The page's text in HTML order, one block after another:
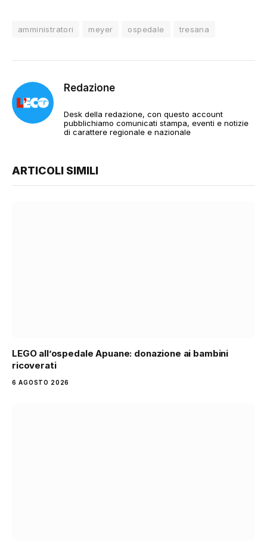
amministratori meyer ospedale tresana
Redazione
Desk della redazione, con questo account
pubblichiamo comunicati stampa, eventi e notizie
di carattere regionale e nazionale
ARTICOLI SIMILI
LEGO all’ospedale Apuane: donazione ai bambini
ricoverati
6 AGOSTO 2026